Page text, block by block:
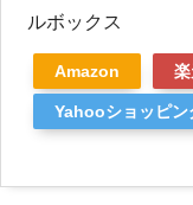
ルボックス
Amazon
Yahooショッピン